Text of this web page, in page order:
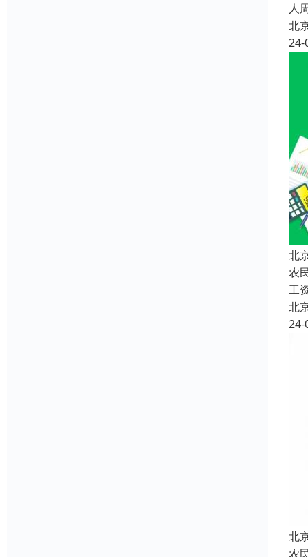
人
北
24-
北
农
工
北
24-
北
农